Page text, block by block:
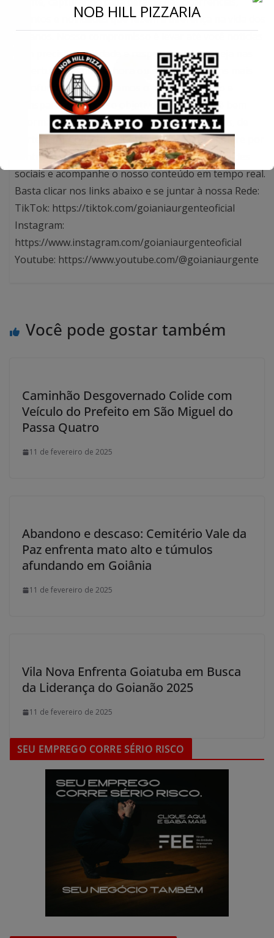
eventos e novidades que fazem a diferença na vida dos
com precisão, agilidade e responsabilidade, seja nas
coberturas de última hora ou nas reportagens mais
aprofundadas. Valorizamos o jornalismo ético e
transparente, e nosso objetivo é manter você bem
informado sobre tudo o que acontece em Goiás, de
norte a sul. Conecte-se Conosco Para ficar sempre por
dentro das nossas atualizações, siga-nos nas redes
sociais e acompanhe o nosso conteúdo em tempo real.
Basta clicar nos links abaixo e se juntar à nossa Rede:
TikTok: https://tiktok.com/goianiaurgenteoficial
Instagram:
https://www.instagram.com/goianiaurgenteoficial
Youtube: https://www.youtube.com/@goianiaurgente
Você pode gostar também
Caminhão Desgovernado Colide com
Veículo do Prefeito em São Miguel do
Passa Quatro
11 de fevereiro de 2025
Abandono e descaso: Cemitério Vale da
Paz enfrenta mato alto e túmulos
afundando em Goiânia
11 de fevereiro de 2025
Vila Nova Enfrenta Goiatuba em Busca
da Liderança do Goianão 2025
11 de fevereiro de 2025
SEU EMPREGO CORRE SÉRIO RISCO
NOB HILL PIZZARIA